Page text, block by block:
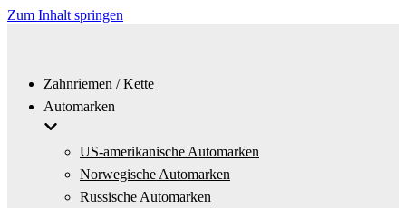
Zum Inhalt springen
Zahnriemen / Kette
Automarken
US-amerikanische Automarken
Norwegische Automarken
Russische Automarken